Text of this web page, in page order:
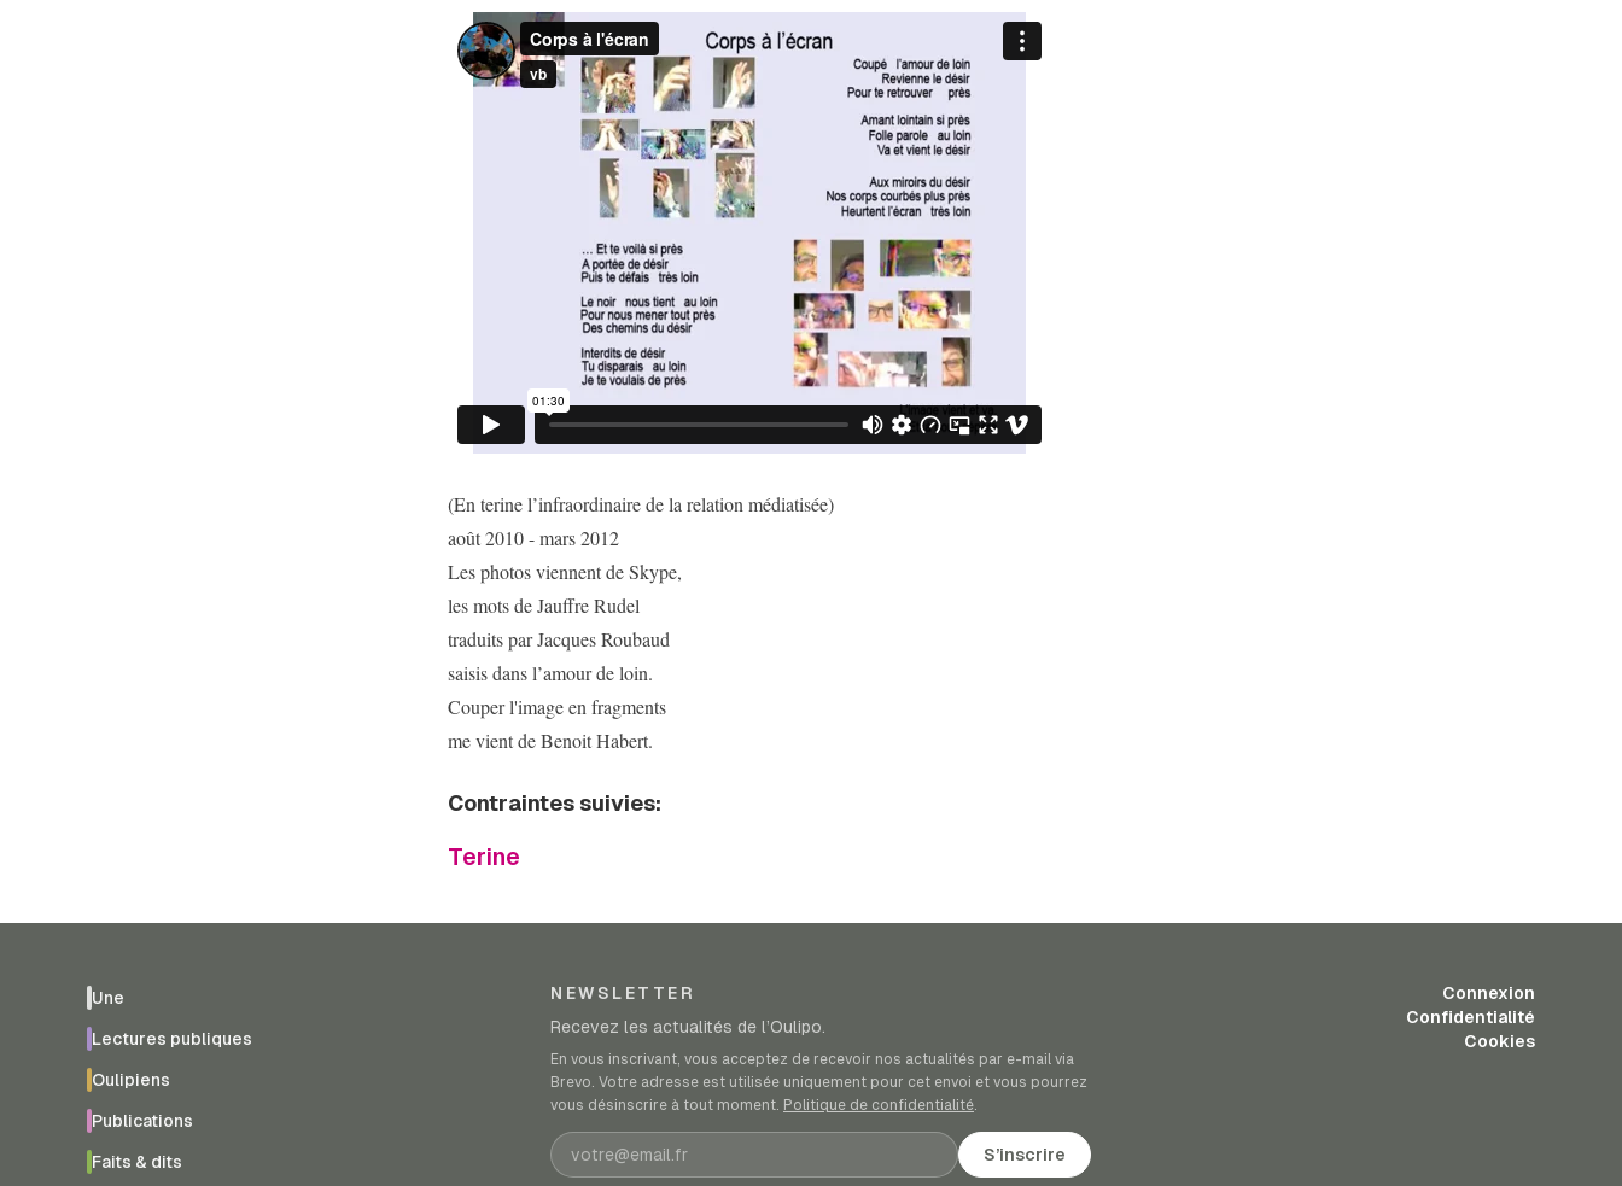
(En terine l’infraordinaire de la relation médiatisée)
août 2010 - mars 2012
Les photos viennent de Skype,
les mots de Jauffre Rudel
traduits par Jacques Roubaud
saisis dans l’amour de loin.
Couper l'image en fragments
me vient de Benoit Habert.
Contraintes suivies:
Terine
Une
Lectures publiques
Oulipiens
Publications
Faits & dits
NEWSLETTER
Recevez les actualités de l’Oulipo.
En vous inscrivant, vous acceptez de recevoir nos actualités par e-mail via
Brevo. Votre adresse est utilisée uniquement pour cet envoi et vous pourrez
vous désinscrire à tout moment. Politique de confidentialité.
Adresse e-mail S’inscrire
Connexion
Confidentialité
Cookies